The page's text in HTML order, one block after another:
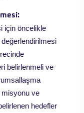
için öncelikle
belirlenmeli ve
ve
hedefler